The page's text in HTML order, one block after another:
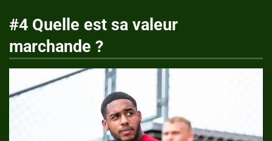
#4 Quelle est sa valeur
marchande ?